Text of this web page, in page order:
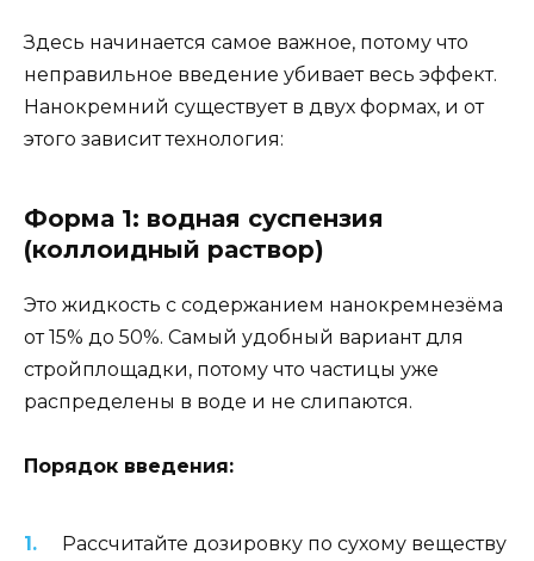
Здесь начинается самое важное, потому что
неправильное введение убивает весь эффект.
Нанокремний существует в двух формах, и от
этого зависит технология:
Форма 1: водная суспензия
(коллоидный раствор)
Это жидкость с содержанием нанокремнезёма
от 15% до 50%. Самый удобный вариант для
стройплощадки, потому что частицы уже
распределены в воде и не слипаются.
Порядок введения:
Рассчитайте дозировку по сухому веществу